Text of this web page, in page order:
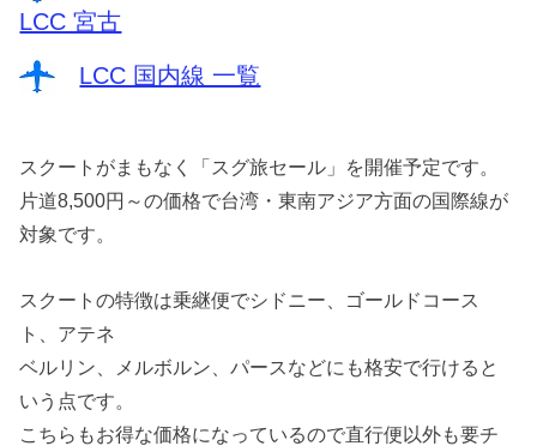
LCC 宮古
LCC 国内線 一覧
スクートがまもなく「スグ旅セール」を開催予定です。
片道8,500円～の価格で台湾・東南アジア方面の国際線が
対象です。
スクートの特徴は乗継便でシドニー、ゴールドコース
ト、アテネ
ベルリン、メルボルン、パースなどにも格安で行けると
いう点です。
こちらもお得な価格になっているので直行便以外も要チ